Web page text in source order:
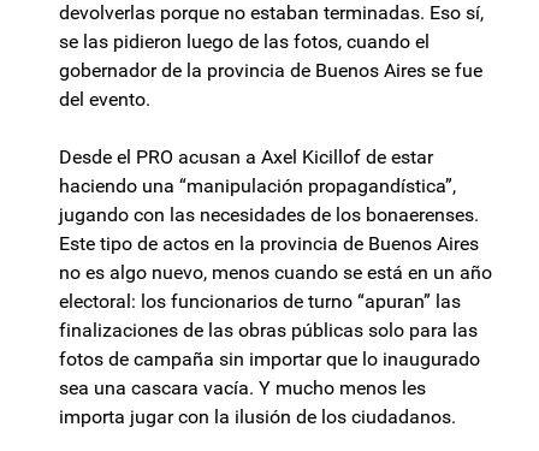
devolverlas porque no estaban terminadas. Eso sí,
se las pidieron luego de las fotos, cuando el
gobernador de la provincia de Buenos Aires se fue
del evento.
Desde el PRO acusan a Axel Kicillof de estar
haciendo una “manipulación propagandística”,
jugando con las necesidades de los bonaerenses.
Este tipo de actos en la provincia de Buenos Aires
no es algo nuevo, menos cuando se está en un año
electoral: los funcionarios de turno “apuran” las
finalizaciones de las obras públicas solo para las
fotos de campaña sin importar que lo inaugurado
sea una cascara vacía. Y mucho menos les
importa jugar con la ilusión de los ciudadanos.